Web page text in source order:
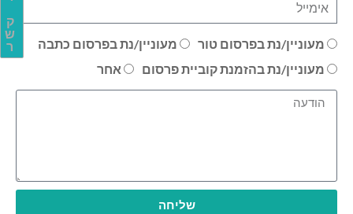
ק
ש
ר
מעוניין/נת בפרסום טור
מעוניין/נת בפרסום כתבה
מעוניין/נת בהזמנת קוביית פרסום
אחר
שליחה